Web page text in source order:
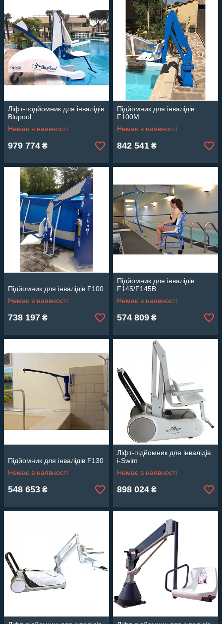
Ліфт-подйомник для інвалідів
Blupool
Немає в наявності
979 774 ₴
Підйомник для інвалідів
F100M
Немає в наявності
842 541 ₴
Підйомник для інвалідів F100
Немає в наявності
738 197 ₴
Підйомник для інвалідів
F145/F145B
Немає в наявності
574 809 ₴
Підйомник для інвалідів F130
Немає в наявності
548 653 ₴
Ліфт-підйомник для інвалідів
i-Swim
Немає в наявності
898 024 ₴